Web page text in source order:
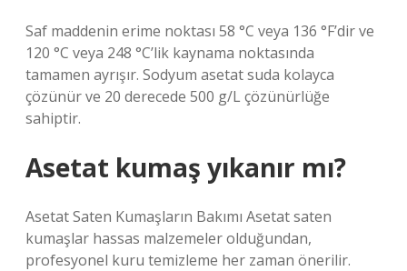
Saf maddenin erime noktası 58 °C veya 136 °F’dir ve
120 °C veya 248 °C’lik kaynama noktasında
tamamen ayrışır. Sodyum asetat suda kolayca
çözünür ve 20 derecede 500 g/L çözünürlüğe
sahiptir.
Asetat kumaş yıkanır mı?
Asetat Saten Kumaşların Bakımı Asetat saten
kumaşlar hassas malzemeler olduğundan,
profesyonel kuru temizleme her zaman önerilir.